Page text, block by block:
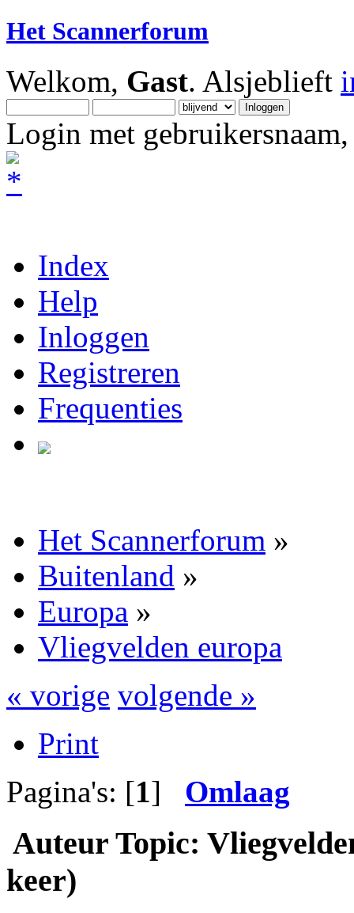
Het Scannerforum
Welkom, Gast. Alsjeblieft
Login met
Index
Help
Inloggen
Registreren
Frequenties
Het Scannerforum »
Buitenland »
Europa »
Vliegvelden europa
« vorige volgende »
Print
Pagina's: [1] Omlaag
Auteur Topic:
keer)